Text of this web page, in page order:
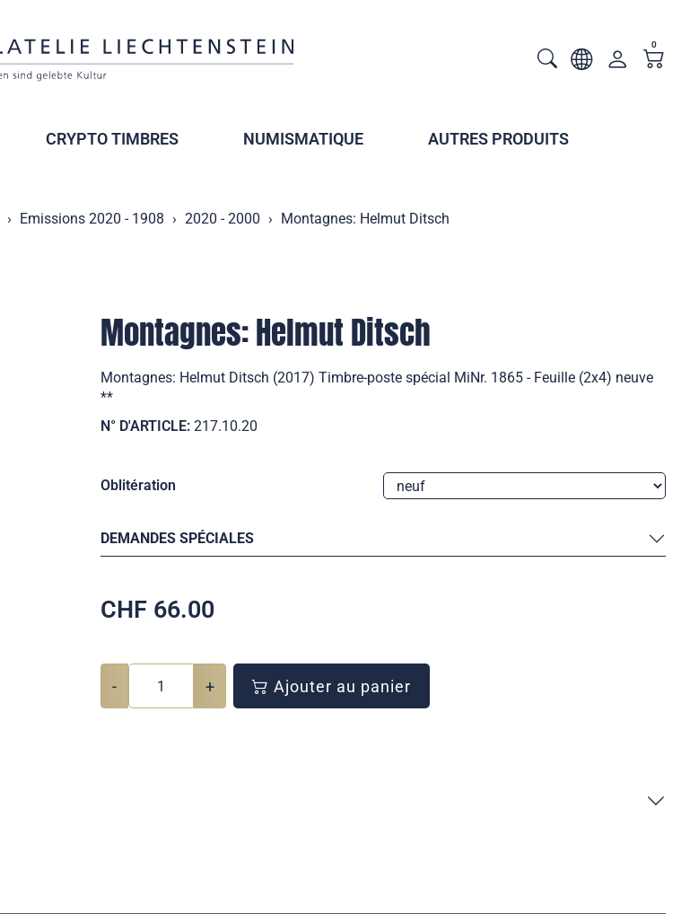
0
CRYPTO TIMBRES NUMISMATIQUE AUTRES PRODUITS
Emissions 2020 - 1908 2020 - 2000 Montagnes: Helmut Ditsch
Montagnes: Helmut Ditsch
Montagnes: Helmut Ditsch (2017) Timbre-poste spécial MiNr. 1865 - Feuille (2x4) neuve
**
N° D'ARTICLE: 217.10.20
Oblitération
DEMANDES SPÉCIALES
CHF 66.00
- + Ajouter au panier